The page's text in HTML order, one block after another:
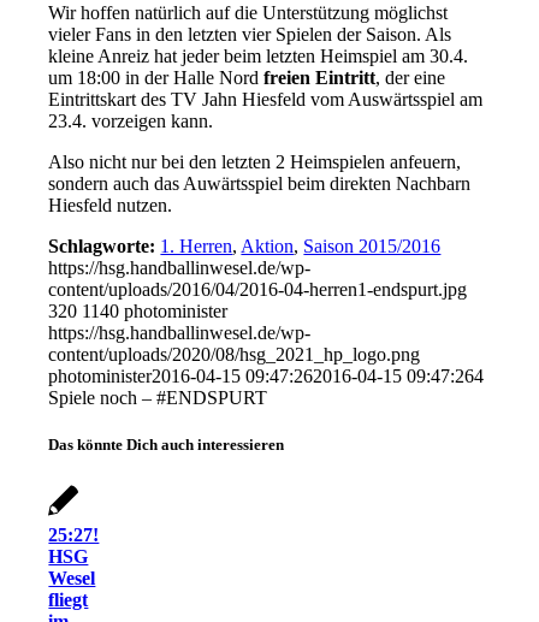
Wir hoffen natürlich auf die Unterstützung möglichst
vieler Fans in den letzten vier Spielen der Saison. Als
kleine Anreiz hat jeder beim letzten Heimspiel am 30.4.
um 18:00 in der Halle Nordfreien Eintritt, der eine
Eintrittskart des TV Jahn Hiesfeld vom Auswärtsspiel am
23.4. vorzeigen kann.
Also nicht nur bei den letzten 2 Heimspielen anfeuern,
sondern auch das Auwärtsspiel beim direkten Nachbarn
Hiesfeld nutzen.
Schlagworte: 1. Herren, Aktion, Saison 2015/2016
https://hsg.handballinwesel.de/wp-
content/uploads/2016/04/2016-04-herren1-endspurt.jpg
320 1140 photominister
https://hsg.handballinwesel.de/wp-
content/uploads/2020/08/hsg_2021_hp_logo.png
photominister2016-04-15 09:47:262016-04-15 09:47:264
Spiele noch – #ENDSPURT
Das könnte Dich auch interessieren
25:27!
HSG
Wesel
fliegt